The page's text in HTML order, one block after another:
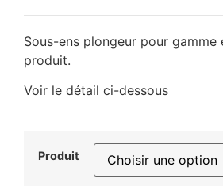
Sous-ens plongeur pour gamme
produit.
Voir le détail ci-dessous
Produit